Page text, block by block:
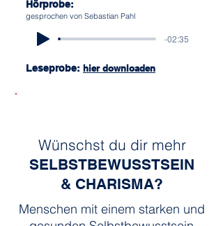
Hörprobe:
gesprochen von Sebastian Pahl
-02:35
Leseprobe: hier downloaden
Wünschst du dir mehr
SELBSTBEWUSSTSEIN
& CHARISMA?
Menschen mit einem starken und